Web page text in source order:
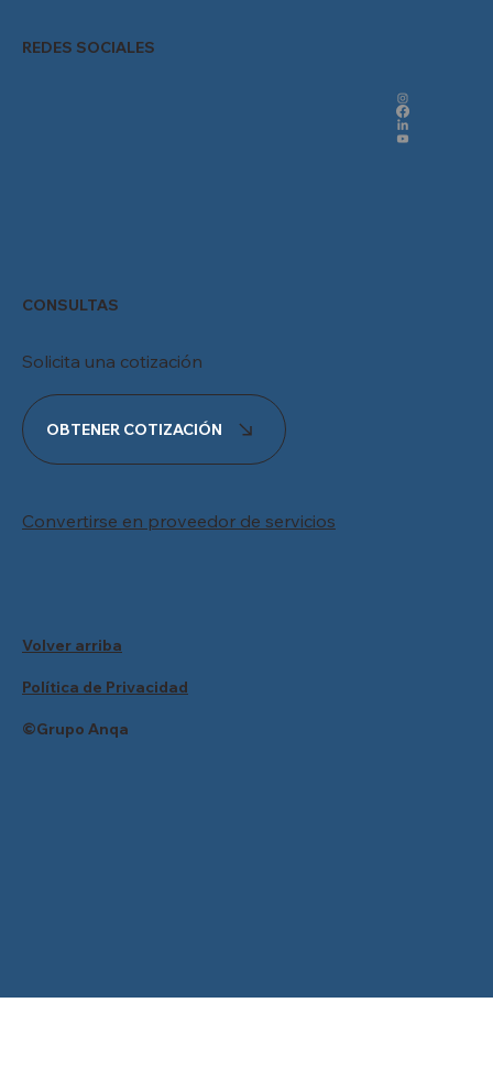
REDES SOCIALES
CONSULTAS
Solicita una cotización
OBTENER COTIZACIÓN
Convertirse en proveedor de servicios
Política de Privacidad
Volver arriba
©Grupo Anqa